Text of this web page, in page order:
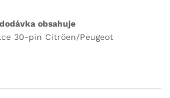
obsahuje
30-pin Citröen/Peugeot